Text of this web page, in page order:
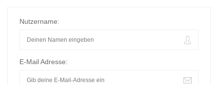
Nutzername:
E-Mail Adresse: